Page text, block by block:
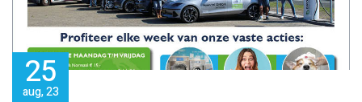
25
aug, 23